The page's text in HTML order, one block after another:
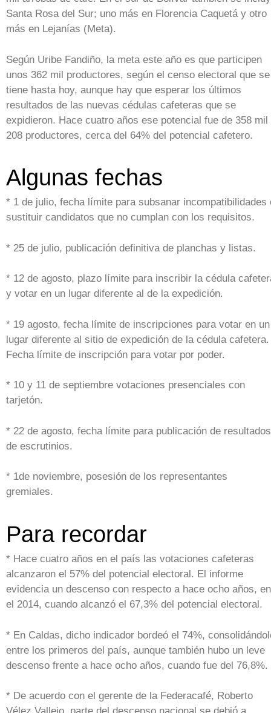
Santa Rosa del Sur; uno más en Florencia Caquetá y otro
más en Lejanías (Meta).
Según Uribe Fandiño, la meta este año es que participen
unos 362 mil productores, según el censo electoral que se
tiene hasta hoy, aunque hay que esperar los últimos
resultados de las nuevas cédulas cafeteras que se
expidieron. Hace cuatro años ese potencial fue de 358 mil
208 productores, cerca del 64% del potencial cafetero.
Algunas fechas
* 1 de julio, fecha límite para subsanar incompatibilidades
sustituir candidatos que no cumplan con los requisitos.
* 25 de julio, publicación definitiva de planchas y listas.
* 12 de agosto, plazo límite para inscribir la cédula
y votar en un lugar diferente al de la expedición.
* 19 agosto, fecha límite de inscripciones para votar en un
lugar diferente al sitio de expedición de la cédula cafetera.
Fecha límite de inscripción para votar por poder.
* 10 y 11 de septiembre votaciones presenciales con
tarjetón.
* 22 de agosto, fecha límite para publicación de resultados
de escrutinios.
* 1de noviembre, posesión de los representantes
gremiales.
Para recordar
* Hace cuatro años en el país las votaciones cafeteras
alcanzaron el 57% del potencial electoral. El informe
evidencia un descenso con respecto a hace ocho años, en
el 2014, cuando alcanzó el 67,3% del potencial electoral.
* En Caldas, dicho indicador bordeó el 74%,
entre los primeros del país, aunque también hubo un leve
descenso frente a hace ocho años, cuando fue del 76,8%.
* De acuerdo con el gerente de la Federacafé, Roberto